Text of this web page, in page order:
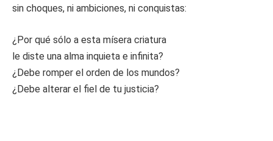
sin choques, ni ambiciones, ni conquistas:
¿Por qué sólo a esta mísera criatura
le diste una alma inquieta e infinita?
¿Debe romper el orden de los mundos?
¿Debe alterar el fiel de tu justicia?